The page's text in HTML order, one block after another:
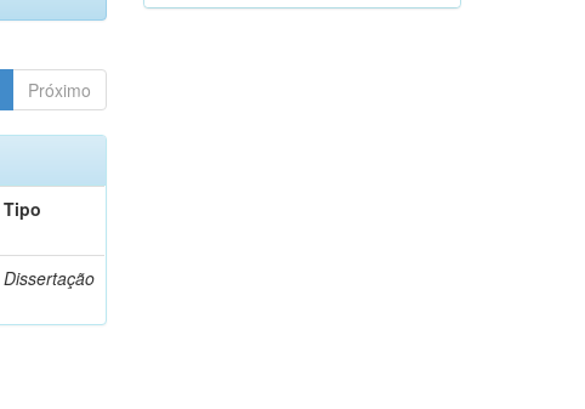
Próximo
Tipo
Dissertação